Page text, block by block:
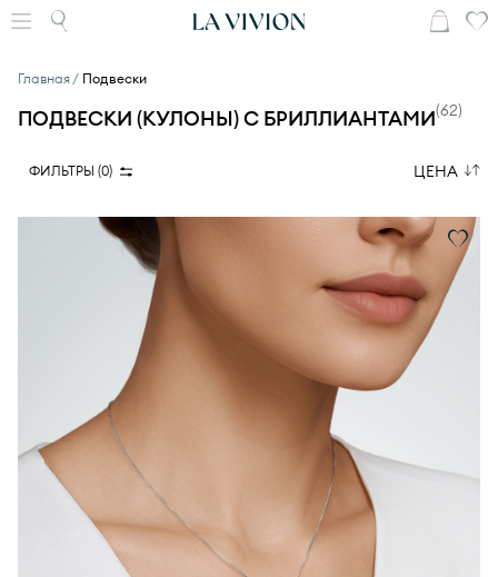
Главная Подвески
ПОДВЕСКИ (КУЛОНЫ) С БРИЛЛИАНТАМИ(62)
ФИЛЬТРЫ (0) ЦЕНА